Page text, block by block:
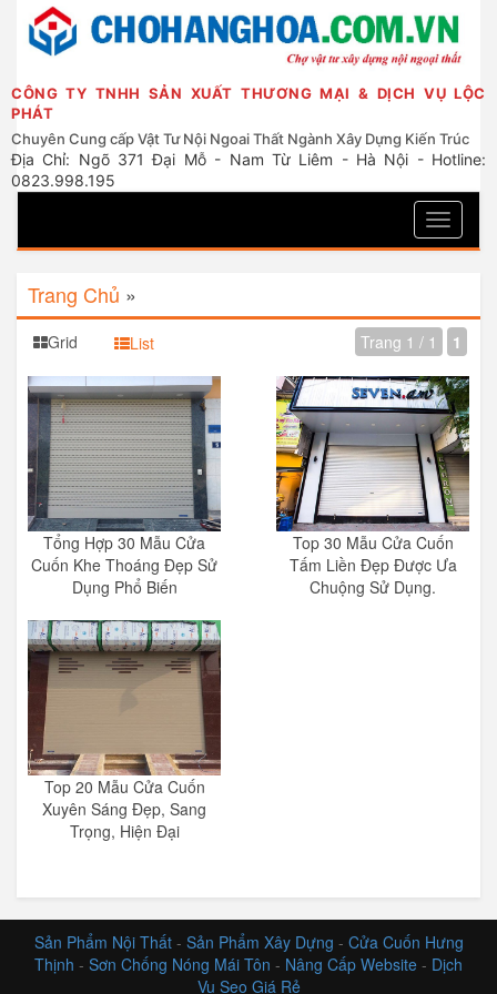
CÔNG TY TNHH SẢN XUẤT THƯƠNG MẠI & DỊCH VỤ LỘC
PHÁT
Chuyên Cung cấp Vật Tư Nội Ngoai Thất Ngành Xây Dựng Kiến Trúc
Địa Chỉ: Ngõ 371 Đại Mỗ - Nam Từ Liêm - Hà Nội - Hotline:
0823.998.195
Toggle
Trang Chủ »
Grid List Trang 1 / 1 1
Tổng Hợp 30 Mẫu Cửa
Cuốn Khe Thoáng Đẹp Sử
Dụng Phổ Biến
Top 30 Mẫu Cửa Cuốn
Tấm Liền Đẹp Được Ưa
Chuộng Sử Dụng.
Top 20 Mẫu Cửa Cuốn
Xuyên Sáng Đẹp, Sang
Trọng, Hiện Đại
Sản Phẩm Nội Thất- Sản Phẩm Xây Dựng - Cửa Cuốn Hưng
Thịnh - Sơn Chống Nóng Mái Tôn - Nâng Cấp Website - Dịch
Vụ Seo Giá Rẻ